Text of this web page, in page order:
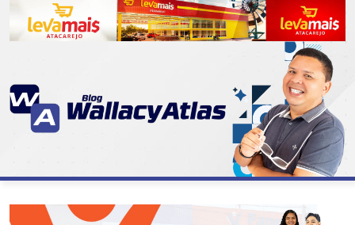
07
DE
ABASTECIMENTO